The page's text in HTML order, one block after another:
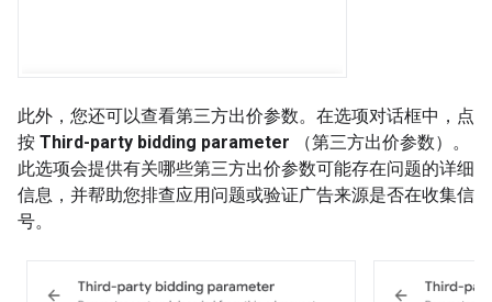
此外，您还可以查看第三方出价参数。在选项对话框中，点
按 Third-party bidding parameter （第三方出价参数）。
此选项会提供有关哪些第三方出价参数可能存在问题的详细
信息，并帮助您排查应用问题或验证广告来源是否在收集信
号。